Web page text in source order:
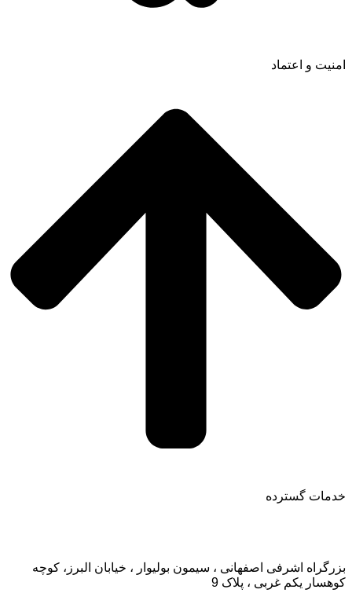
امنیت و اعتماد
خدمات گسترده
بزرگراه اشرفی اصفهانی ، سیمون بولیوار ، خیابان البرز، کوچه
کوهسار یکم غربی ، پلاک 9